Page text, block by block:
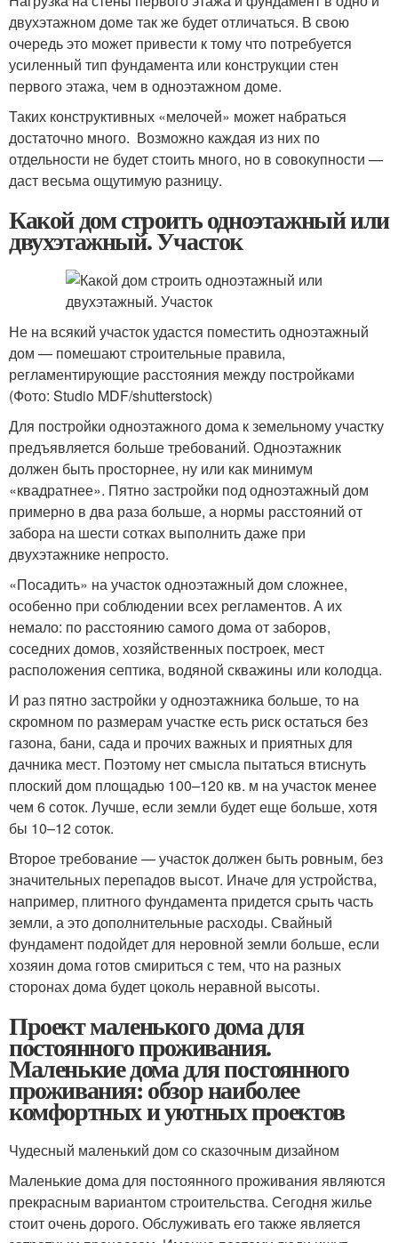
двухэтажном доме так же будет отличаться. В свою
очередь это может привести к тому что потребуется
усиленный тип фундамента или конструкции стен
первого этажа, чем в одноэтажном доме.
Таких конструктивных «мелочей» может набраться
достаточно много. Возможно каждая из них по
отдельности не будет стоить много, но в совокупности —
даст весьма ощутимую разницу.
Какой дом строить одноэтажный или
двухэтажный. Участок
Не на всякий участок удастся поместить одноэтажный
дом — помешают строительные правила,
регламентирующие расстояния между постройками
(Фото: Studio MDF/shutterstock)
Для постройки одноэтажного дома к земельному участку
предъявляется больше требований. Одноэтажник
должен быть просторнее, ну или как минимум
«квадратнее». Пятно застройки под одноэтажный дом
примерно в два раза больше, а нормы расстояний от
забора на шести сотках выполнить даже при
двухэтажнике непросто.
«Посадить» на участок одноэтажный дом сложнее,
особенно при соблюдении всех регламентов. А их
немало: по расстоянию самого дома от заборов,
соседних домов, хозяйственных построек, мест
расположения септика, водяной скважины или колодца.
И раз пятно застройки у одноэтажника больше, то на
скромном по размерам участке есть риск остаться без
газона, бани, сада и прочих важных и приятных для
дачника мест. Поэтому нет смысла пытаться втиснуть
плоский дом площадью 100–120 кв. м на участок менее
чем 6 соток. Лучше, если земли будет еще больше, хотя
бы 10–12 соток.
Второе требование — участок должен быть ровным, без
значительных перепадов высот. Иначе для устройства,
например, плитного фундамента придется срыть часть
земли, а это дополнительные расходы. Свайный
фундамент подойдет для неровной земли больше, если
хозяин дома готов смириться с тем, что на разных
сторонах дома будет цоколь неравной высоты.
Проект маленького дома для
постоянного проживания.
Маленькие дома для постоянного
проживания: обзор наиболее
комфортных и уютных проектов
Чудесный маленький дом со сказочным дизайном
Маленькие дома для постоянного проживания являются
прекрасным вариантом строительства. Сегодня жилье
стоит очень дорого. Обслуживать его также является